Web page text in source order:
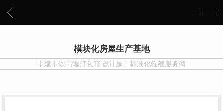
模块化房屋生产基地
中建中铁高端打包箱 设计施工标准化临建服务商